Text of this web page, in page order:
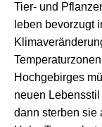
Tier- und
leben bevorzugt
Hochgebirges
neuen
dann sterben sie